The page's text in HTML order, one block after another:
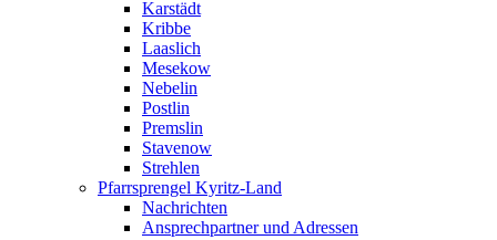
Karstädt
Kribbe
Laaslich
Mesekow
Nebelin
Postlin
Premslin
Stavenow
Strehlen
Pfarrsprengel Kyritz-Land
Nachrichten
Ansprechpartner und Adressen